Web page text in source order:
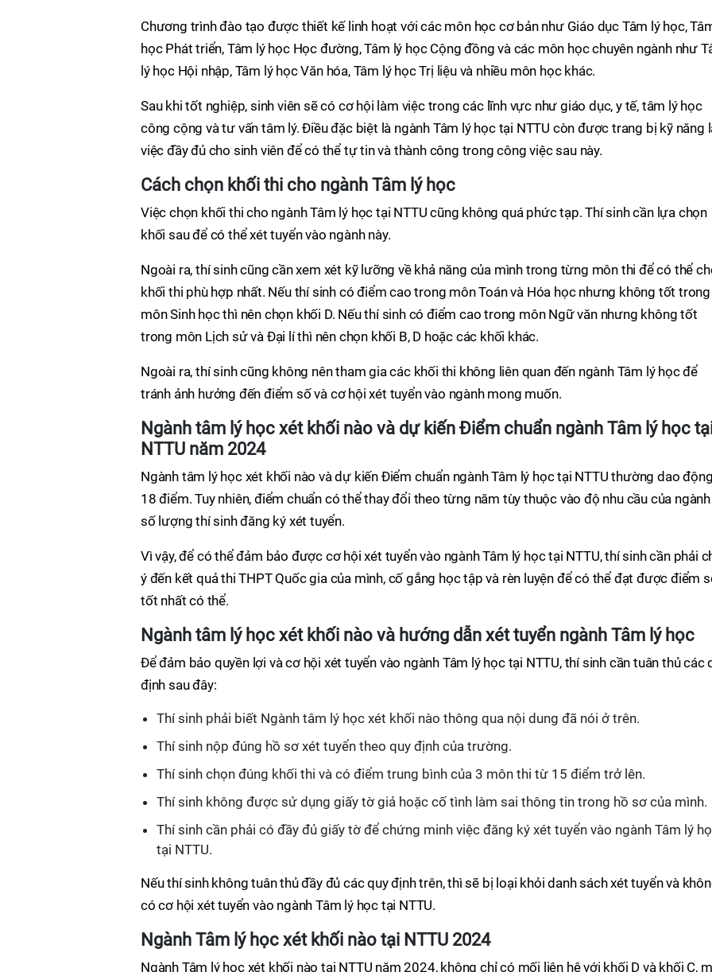
Chương trình đào tạo được thiết kế linh hoạt với các môn học cơ bản như Giáo dục Tâm lý học,
học Phát triển, Tâm lý học Học đường, Tâm lý học Cộng đồng và các môn học chuyên ngành như
lý học Hội nhập, Tâm lý học Văn hóa, Tâm lý học Trị liệu và nhiều môn học khác.
Sau khi tốt nghiệp, sinh viên sẽ có cơ hội làm việc trong các lĩnh vực như giáo dục, y tế, tâm lý học
công cộng và tư vấn tâm lý. Điều đặc biệt là ngành Tâm lý học tại NTTU còn được trang bị kỹ năng
việc đầy đủ cho sinh viên để có thể tự tin và thành công trong công việc sau này.
Cách chọn khối thi cho ngành Tâm lý học
Việc chọn khối thi cho ngành Tâm lý học tại NTTU cũng không quá phức tạp. Thí sinh cần lựa chọn
khối sau để có thể xét tuyển vào ngành này.
Ngoài ra, thí sinh cũng cần xem xét kỹ lưỡng về khả năng của mình trong từng môn thi để có thể
khối thi phù hợp nhất. Nếu thí sinh có điểm cao trong môn Toán và Hóa học nhưng không tốt trong
môn Sinh học thì nên chọn khối D. Nếu thí sinh có điểm cao trong môn Ngữ văn nhưng không tốt
trong môn Lịch sử và Đại lí thì nên chọn khối B, D hoặc các khối khác.
Ngoài ra, thí sinh cũng không nên tham gia các khối thi không liên quan đến ngành Tâm lý học để
tránh ảnh hưởng đến điểm số và cơ hội xét tuyển vào ngành mong muốn.
Ngành tâm lý học xét khối nào và dự kiến Điểm chuẩn ngành Tâm lý học
NTTU năm 2024
Ngành tâm lý học xét khối nào và dự kiến Điểm chuẩn ngành Tâm lý học tại NTTU thường dao
18 điểm. Tuy nhiên, điểm chuẩn có thể thay đổi theo từng năm tùy thuộc vào độ nhu cầu của
số lượng thí sinh đăng ký xét tuyển.
Vì vậy, để có thể đảm bảo được cơ hội xét tuyển vào ngành Tâm lý học tại NTTU, thí sinh cần phải
ý đến kết quả thi THPT Quốc gia của mình, cố gắng học tập và rèn luyện để có thể đạt được điểm
tốt nhất có thể.
Ngành tâm lý học xét khối nàovà hướng dẫn xét tuyển ngành Tâm lý học
Để đảm bảo quyền lợi và cơ hội xét tuyển vào ngành Tâm lý học tại NTTU, thí sinh cần tuân thủ các
định sau đây:
Thí sinh phải biết Ngành tâm lý học xét khối nào thông qua nội dung đã nói ở trên.
Thí sinh nộp đúng hồ sơ xét tuyển theo quy định của trường.
Thí sinh chọn đúng khối thi và có điểm trung bình của 3 môn thi từ 15 điểm trở lên.
Thí sinh không được sử dụng giấy tờ giả hoặc cố tình làm sai thông tin trong hồ sơ của mình.
Thí sinh cần phải có đầy đủ giấy tờ để chứng minh việc đăng ký xét tuyển vào ngành Tâm lý
tại NTTU.
Nếu thí sinh không tuân thủ đầy đủ các quy định trên, thì sẽ bị loại khỏi danh sách xét tuyển và
có cơ hội xét tuyển vào ngành Tâm lý học tại NTTU.
Ngành Tâm lý học xét khối nào tại NTTU 2024
Ngành Tâm lý học xét khối nào tại NTTU năm 2024, không chỉ có mối liên hệ với khối D và khối C,